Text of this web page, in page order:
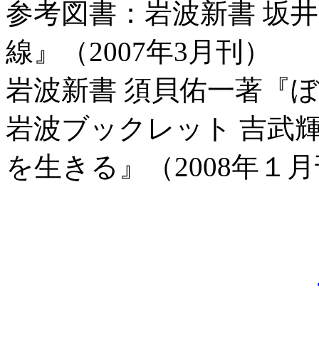
参考図書：岩波新書 坂
線』（2007年3月刊）
岩波新書 須貝佑一著『
岩波ブックレット 吉武
を生きる』（2008年１